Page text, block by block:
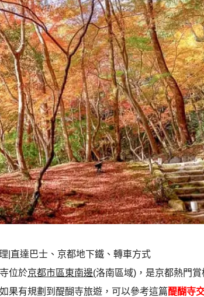
|直達巴士、京都地下鐵、轉車方式
位於京都市區東南邊(洛南區域)，是京都熱門
果有規劃到醍醐寺旅遊，可以參考這篇醍醐寺